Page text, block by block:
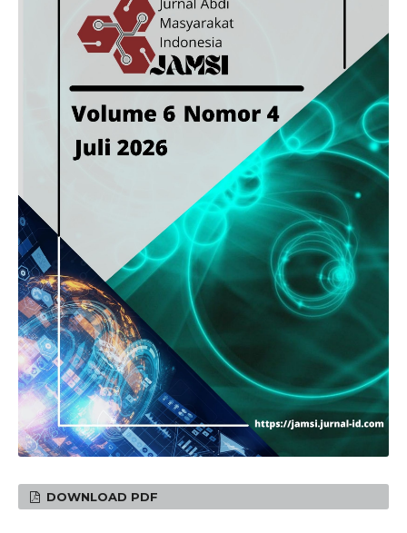
DOWNLOAD PDF